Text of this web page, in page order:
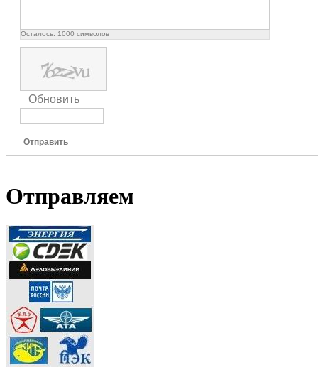
Осталось: 1000 символов
Обновить
Отправить
Отправляем